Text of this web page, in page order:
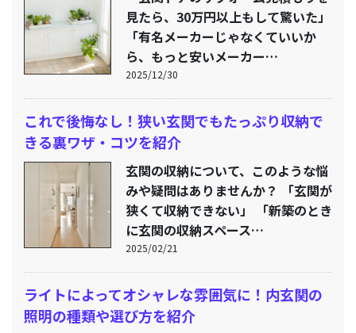
見たら、30万円以上もして驚いた」
「有名メーカーじゃなくていいか
ら、もっと安いメーカー…
2025/12/30
これで後悔なし！狭い玄関でもたっぷり収納で
きる裏ワザ・コツを紹介
玄関の収納について、このような悩
みや疑問はありませんか？ 「玄関が
狭くて収納できない」 「新築のとき
に玄関の収納スペース…
2025/02/21
ライトによってオシャレな雰囲気に！内玄関の
照明の種類や選び方を紹介